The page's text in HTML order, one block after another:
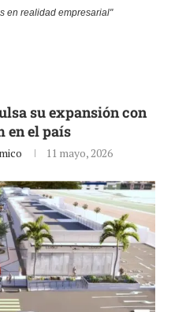
en realidad empresarial"
su expansión con
en el país
11 mayo, 2026